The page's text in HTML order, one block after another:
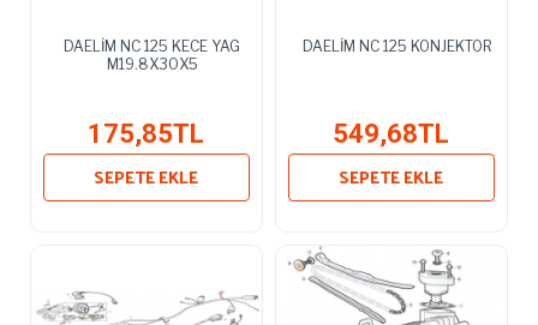
DAELİM NC 125 KECE YAG
M19.8X30X5
175,85TL
SEPETE EKLE
DAELİM NC 125 KONJEKTOR
549,68TL
SEPETE EKLE